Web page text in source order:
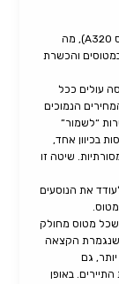
דגם יחיד של מטוס (לרוב בואינג 737 או איירבוס A320), מה
והכשרת
עולים ככל
הנמוכים
“לשמור”
בכיוון אחד,
שיטה זו
את הנוסעים
מטוס מחולק
שנגמרת הקצאה
גם
באופן